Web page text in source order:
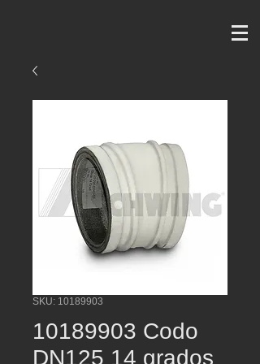
SKU: 10189903
10189903 Codo
DN125 14 grados